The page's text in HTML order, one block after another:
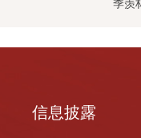
季羡
信息披露